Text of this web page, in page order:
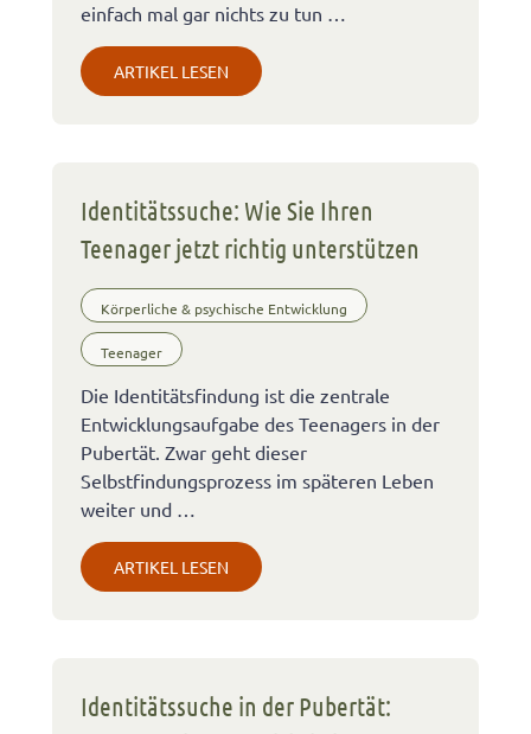
einfach mal gar nichts zu tun …
ARTIKEL LESEN
Identitätssuche: Wie Sie Ihren
Teenager jetzt richtig unterstützen
Körperliche & psychische Entwicklung
Teenager
Die Identitätsfindung ist die zentrale
Entwicklungsaufgabe des Teenagers in der
Pubertät. Zwar geht dieser
Selbstfindungsprozess im späteren Leben
weiter und …
ARTIKEL LESEN
Identitätssuche in der Pubertät: